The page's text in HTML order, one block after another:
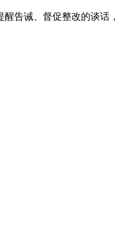
告诫、督促整改的谈话，